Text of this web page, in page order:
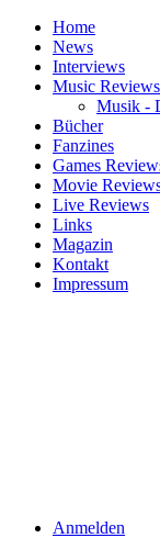
Home
News
Interviews
Music Reviews
Musik -
Bücher
Fanzines
Games
Movie
Live Reviews
Links
Magazin
Kontakt
Impressum
Anmelden